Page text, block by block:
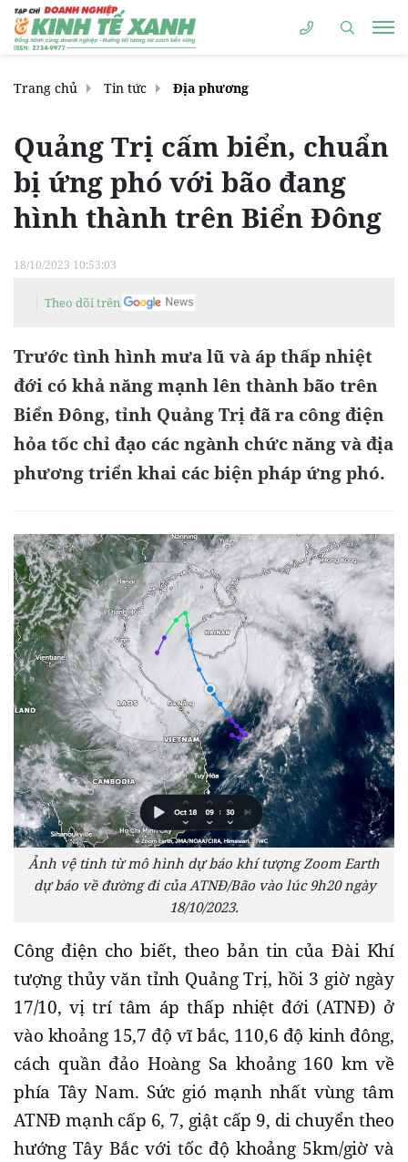
Trang chủ Tin tức Địa phương
Quảng Trị cấm biển, chuẩn
bị ứng phó với bão đang
hình thành trên Biển Đông
18/10/2023 10:53:03
Theo dõi trên
Trước tình hình mưa lũ và áp thấp nhiệt
đới có khả năng mạnh lên thành bão trên
Biển Đông, tỉnh Quảng Trị đã ra công điện
hỏa tốc chỉ đạo các ngành chức năng và địa
phương triển khai các biện pháp ứng phó.
Ảnh vệ tinh từ mô hình dự báo khí tượng Zoom Earth
dự báo về đường đi của ATNĐ/Bão vào lúc 9h20 ngày
18/10/2023.
Công điện cho biết, theo bản tin của Đài Khí
tượng thủy văn tỉnh Quảng Trị, hồi 3 giờ ngày
17/10, vị trí tâm áp thấp nhiệt đới (ATNĐ) ở
vào khoảng 15,7 độ vĩ bắc, 110,6 độ kinh đông,
cách quần đảo Hoàng Sa khoảng 160 km về
phía Tây Nam. Sức gió mạnh nhất vùng tâm
ATNĐ mạnh cấp 6, 7, giật cấp 9, di chuyển theo
hướng Tây Bắc với tốc độ khoảng 5km/giờ và